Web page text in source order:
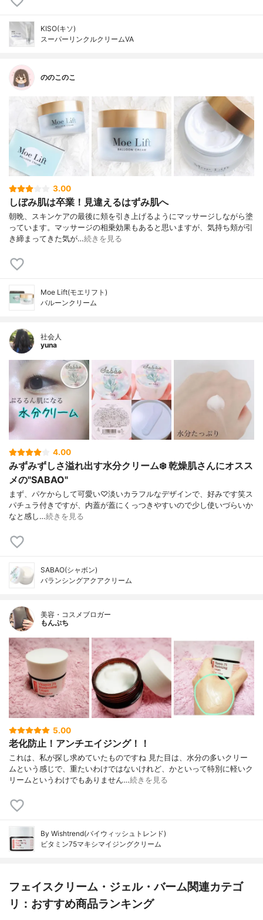
KISO(キソ)
スーパーリンクルクリームVA
ののこのこ
3.00
しぼみ肌は卒業！見違えるはずみ肌へ
朝晩、スキンケアの最後に頬を引き上げるようにマッサージしながら塗
っています。マッサージの相乗効果もあると思いますが、気持ち頬が引
き締まってきた気が…続きを見る
Moe Lift(モエリフト)
バルーンクリーム
社会人
yuna
4.00
みずみずしさ溢れ出す水分クリーム❄️ 乾燥肌さんにオスス
メの"SABAO"
まず、パケからして可愛い♡淡いカラフルなデザインで、好みです笑ス
パチュラ付きですが、内蓋が蓋にくっつきやすいので少し使いづらいか
なと感し…続きを見る
SABAO(シャボン)
バランシングアクアクリーム
美容・コスメブロガー
もんぷち
5.00
老化防止！アンチエイジング！！
これは、私が探し求めていたものですね 見た目は、水分の多いクリー
ムという感じで、重たいわけではないけれど、かといって特別に軽いク
リームというわけでもありません…続きを見る
By Wishtrend(バイウィッシュトレンド)
ビタミン75マキシマイジングクリーム
フェイスクリーム・ジェル・バーム関連カテゴ
リ：おすすめ商品ランキング